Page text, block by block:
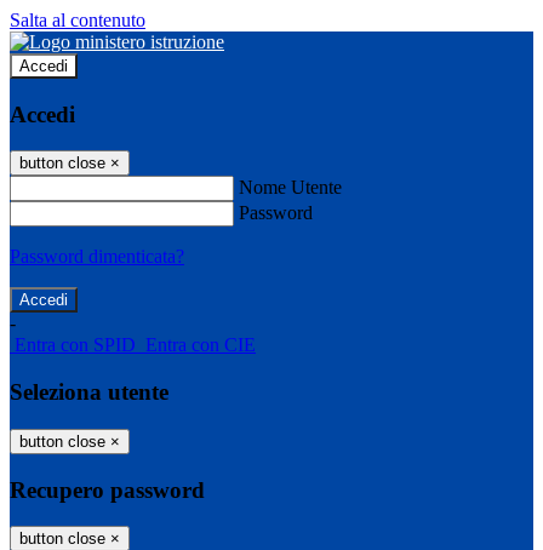
Salta al contenuto
Accedi
Accedi
button close ×
Nome Utente
Password
Password dimenticata?
-
Entra con SPID Entra con CIE
Seleziona utente
button close ×
Recupero password
button close ×